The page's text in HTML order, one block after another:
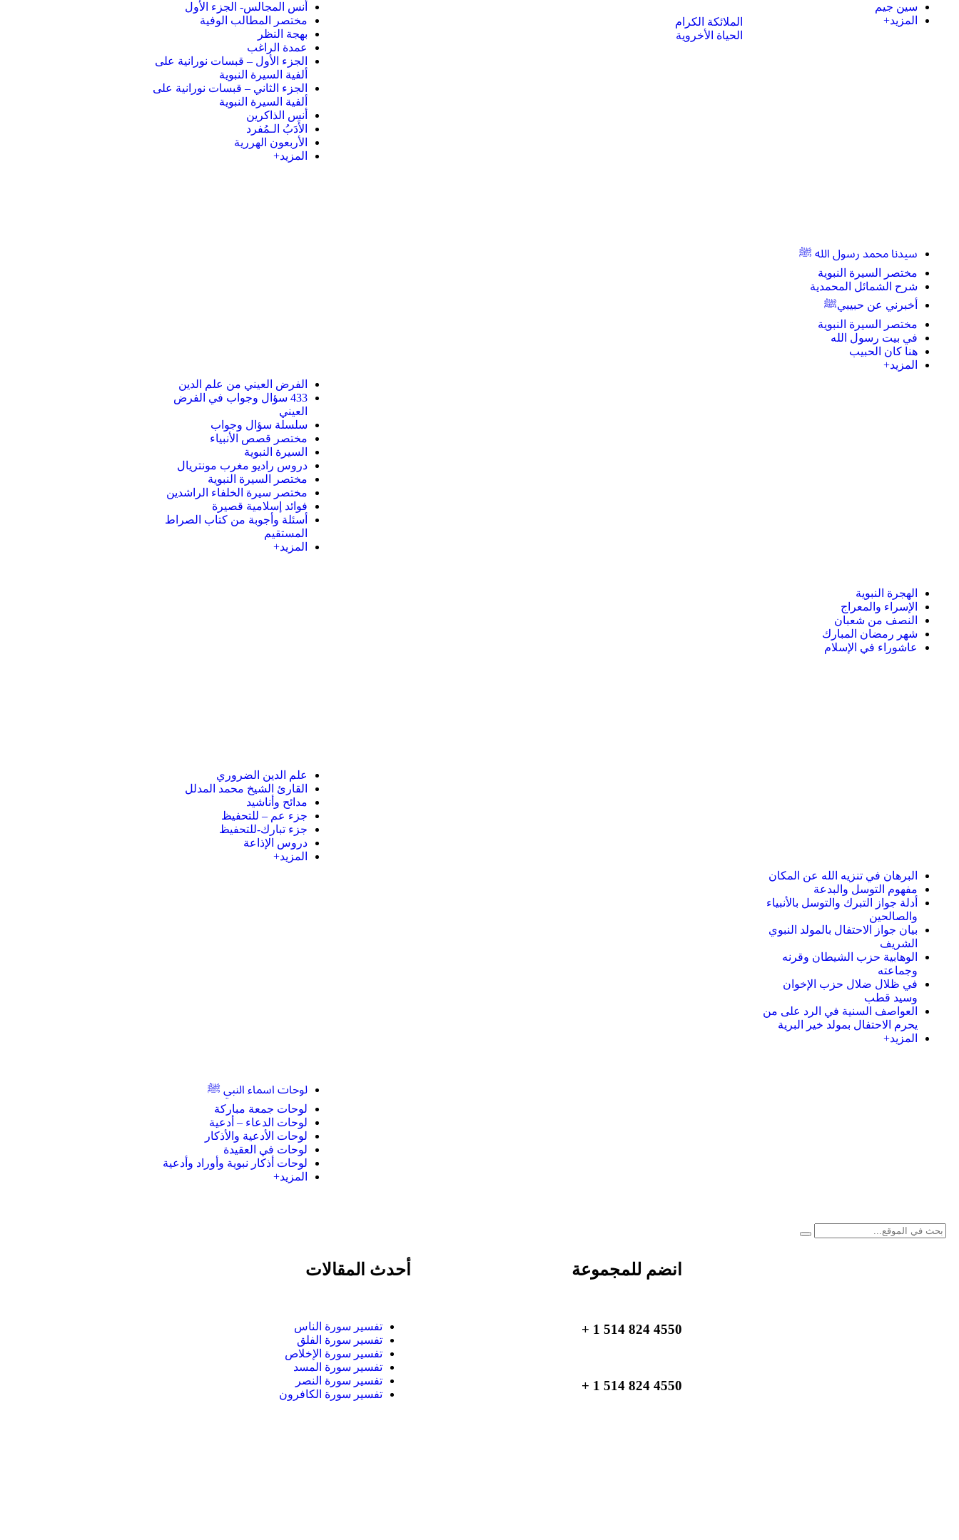
سين جيم
المزيد+
سيدنا محمد رسول الله ﷺ
مختصر السيرة النبوية
شرح الشمائل المحمدية
أخبرني عن حبيبيﷺ
مختصر السيرة النبوية
في بيت رسول الله
هنا كان الحبيب
المزيد+
الهجرة النبوية
الإسراء والمعراج
النصف من شعبان
شهر رمضان المبارك
عاشوراء في الإسلام
البرهان في تنزيه الله عن المكان
مفهوم التوسل والبدعة
أدلة جواز التبرك والتوسل بالأنبياء
والصالحين
بيان جواز الاحتفال بالمولد النبوي
الشريف
الوهابية حزب الشيطان وقرنه
وجماعته
في ظلال ضلال حزب الإخوان
وسيد قطب
العواصف السنية في الرد على من
يحرم الاحتفال بمولد خير البرية
المزيد+
الملائكة الكرام
الحياة الأخروية
أنس المجالس- الجزء الأول
مختصر المطالب الوفية
بهجة النظر
عمدة الراغب
الجزء الأول – قبسات نورانية على
ألفية السيرة النبوية
الجزء الثاني – قبسات نورانية على
ألفية السيرة النبوية
أنس الذاكرين
الأَدَبُ الـمُفرد
الأربعون الهررية
المزيد+
الفرض العيني من علم الدين
433 سؤال وجواب في الفرض
العيني
سلسلة سؤال وجواب
مختصر قصص الأنبياء
السيرة النبوية
دروس راديو مغرب مونتريال
مختصر السيرة النبوية
مختصر سيرة الخلفاء الراشدين
فوائد إسلامية قصيرة
أسئلة وأجوبة من كتاب الصراط
المستقيم
المزيد+
علم الدين الضروري
القارئ الشيخ محمد المدلل
مدائح وأناشيد
جزء عم – للتحفيظ
جزء تبارك-للتحفيظ
دروس الإذاعة
المزيد+
لوحات اسماء النبي ﷺ
لوحات جمعة مباركة
لوحات الدعاء – أدعية
لوحات الأدعية والأذكار
لوحات في العقيدة
لوحات أذكار نبوية وأوراد وأدعية
المزيد+
انضم للمجموعة
4550 824 514 1 +
4550 824 514 1 +
أحدث المقالات
تفسير سورة الناس
تفسير سورة الفلق
تفسير سورة الإخلاص
تفسير سورة المسد
تفسير سورة النصر
تفسير سورة الكافرون